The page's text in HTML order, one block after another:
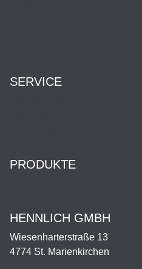
SERVICE
PRODUKTE
HENNLICH GMBH
Wiesenharterstraße 13
4774 St. Marienkirchen